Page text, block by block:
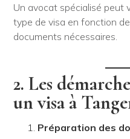
Un avocat spécialisé peut
type de visa en fonction
documents nécessaires.
2. Les
un visa à
Préparation des